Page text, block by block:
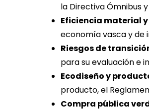
la Directiva Ómnibus
Eficiencia material y
economía vasca y de
Riesgos de
para su evaluación e
Ecodiseño y
producto, el
Compra pública